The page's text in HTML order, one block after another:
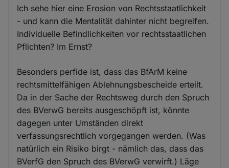
Ich sehe hier eine Erosion von Rechtsstaatlichkeit
- und kann die Mentalität dahinter nicht begreifen.
Individuelle Befindlichkeiten vor rechtsstaatlichen
Pflichten? Im Ernst?
Besonders perfide ist, dass das BfArM keine
rechtsmittelfähigen Ablehnungsbescheide erteilt.
Da in der Sache der Rechtsweg durch den Spruch
des BVerwG bereits ausgeschöpft ist, könnte
dagegen unter Umständen direkt
verfassungsrechtlich vorgegangen werden. (Was
natürlich ein Risiko birgt - nämlich das, dass das
BVerfG den Spruch des BVerwG verwirft.) Läge